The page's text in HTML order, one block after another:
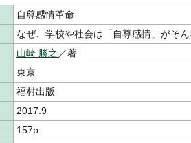
自尊感情革命
なぜ、学校や社会は「自尊感情」がそ
山崎 勝之 ／著
東京
福村出版
2017.9
157p